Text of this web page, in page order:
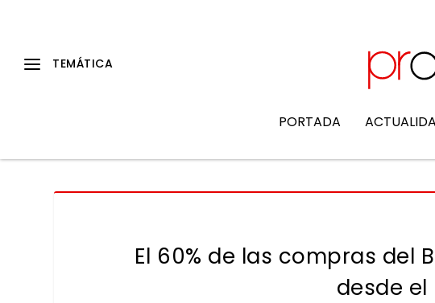
PORTADA
El 60% de las compras del
desde